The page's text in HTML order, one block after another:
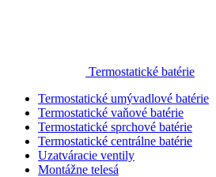
Termostatické batérie
Termostatické umývadlové batérie
Termostatické vaňové batérie
Termostatické sprchové batérie
Termostatické centrálne batérie
Uzatváracie ventily
Montážne telesá